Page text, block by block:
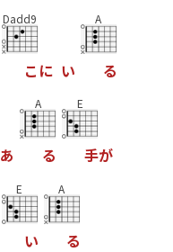
Dadd9
こ に い
A
る
あ
A
る
E
手が
E
い
A
る